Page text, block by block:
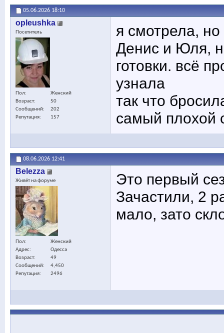
05.06.2026 18:10
opleushka
Посетитель
Пол
Женский
Возраст
50
Сообщений
202
Репутация
157
я смотрела, но
Денис и Юля,
готовки. всё
узнала
так что
самый плохой
08.06.2026 12:41
Belezza
Живёт на форуме
Пол
Женский
Адрес
Одесса
Возраст
49
Сообщений
4,450
Репутация
2496
Это первый
Зачастили, 2
мало, зато